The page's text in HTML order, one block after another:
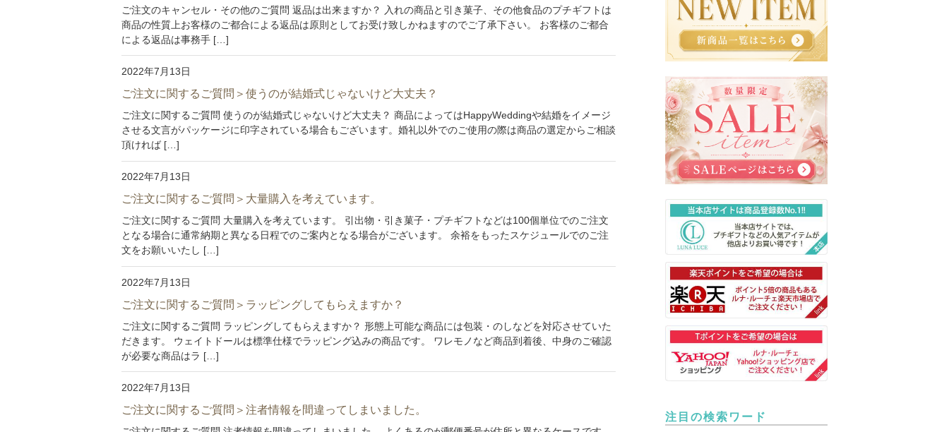
ご注文のキャンセル・その他のご質問 返品は出来ますか？ 入れの商品と引き菓子、その他食品のプチギフトは
商品の性質上お客様のご都合による返品は原則としてお受け致しかねますのでご了承下さい。 お客様のご都合
による返品は事務手 […]
2022年7月13日
ご注文に関するご質問＞使うのが結婚式じゃないけど大丈夫？
ご注文に関するご質問 使うのが結婚式じゃないけど大丈夫？ 商品によってはHappyWeddingや結婚をイメージ
させる文言がパッケージに印字されている場合もございます。婚礼以外でのご使用の際は商品の選定からご相談
頂ければ […]
2022年7月13日
ご注文に関するご質問＞大量購入を考えています。
ご注文に関するご質問 大量購入を考えています。 引出物・引き菓子・プチギフトなどは100個単位でのご注文
となる場合に通常納期と異なる日程でのご案内となる場合がございます。 余裕をもったスケジュールでのご注
文をお願いいたし […]
2022年7月13日
ご注文に関するご質問＞ラッピングしてもらえますか？
ご注文に関するご質問 ラッピングしてもらえますか？ 形態上可能な商品には包装・のしなどを対応させていた
だきます。 ウェイトドールは標準仕様でラッピング込みの商品です。 ワレモノなど商品到着後、中身のご確認
が必要な商品はラ […]
2022年7月13日
ご注文に関するご質問＞注者情報を間違ってしまいました。
注目の検索ワード